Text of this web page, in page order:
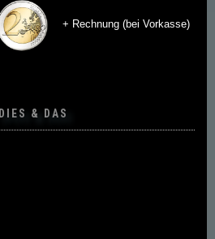
+ Rechnung (bei Vorkasse)
DIES & DAS